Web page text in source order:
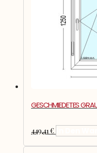
GESCHMIEDETES
449,41€